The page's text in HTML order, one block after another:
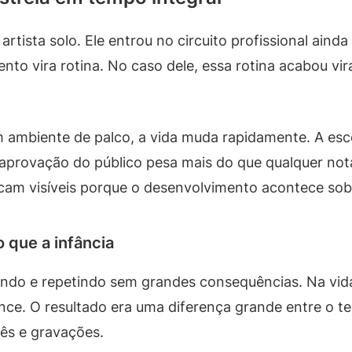
solo. Ele entrou no circuito profissional
vira rotina. No caso dele, essa rotina acabou
de palco, a vida muda rapidamente. A
do público pesa mais do que qualquer
visíveis porque o desenvolvimento acontece
que a infância
e repetindo sem grandes consequências. Na
O resultado era uma diferença grande entre o
e gravações.